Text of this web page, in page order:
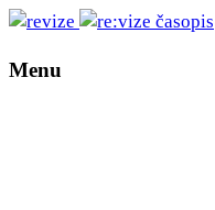
Menu